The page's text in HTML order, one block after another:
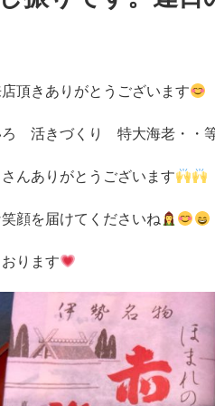
頂きありがとうございます
ろ 活きづくり 特大海老・・
んありがとうございます
顔を届けてくださいね
ります